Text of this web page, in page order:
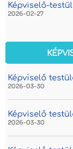
Képviselő-
2026-02-27
Képviselő
2026-03-30
Képviselő
2026-03-30